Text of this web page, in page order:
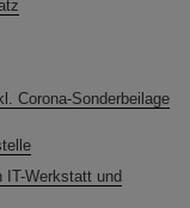
Corona-Sonderbeilage
IT-Werkstatt und